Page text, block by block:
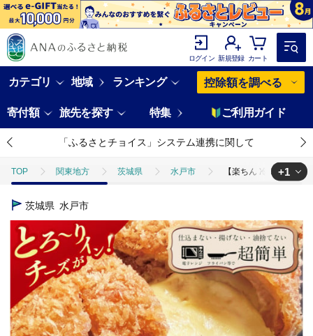
ログイン 新規登録 カート
カテゴリ 地域 ランキング 控除額を調べる
寄付額 旅先を探す 特集 ご利用ガイド
「ふるさとチョイス」システム連携に関して
TOP 関東地方 茨城県 水戸市 【楽ちん 冷凍とんか
TOP
+1
茨城県 水戸市